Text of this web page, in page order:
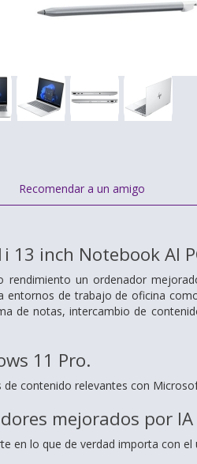
Recomendar a un amigo
13 inch Notebook AI
rendimiento un ordenador
entornos de trabajo de oficina
de notas, intercambio de
11 Pro.
contenido relevantes con
mejorados por IA
en lo que de verdad importa con